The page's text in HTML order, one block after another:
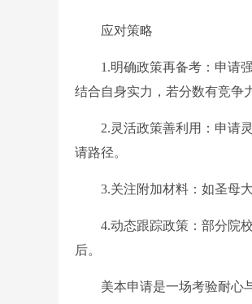
应对策略
1.明确政策再备考：申请强
结合自身实力，若分数有竞争
2.灵活政策善利用：申请灵
请路径。
3.关注附加材料：如圣母大
4.动态跟踪政策：部分院校
后。
美本申请是一场考验耐心与